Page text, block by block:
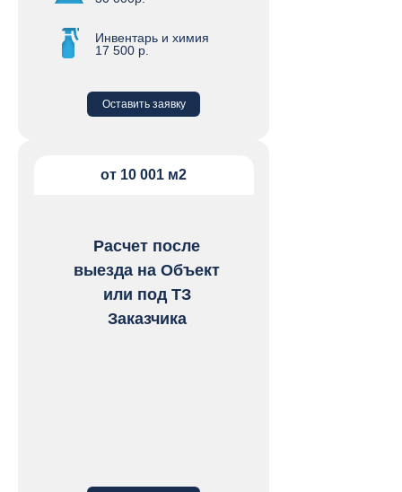
Инвентарь и химия
17 500 р.
Оставить заявку
от 10 001 м2
Расчет после
выезда на Объект
или под ТЗ
Заказчика